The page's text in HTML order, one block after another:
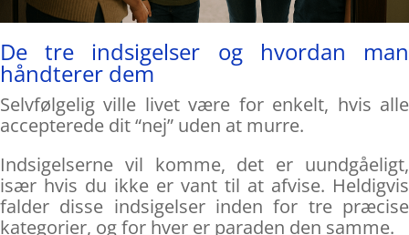
De tre indsigelser og hvordan man
håndterer dem
Selvfølgelig ville livet være for enkelt, hvis alle
accepterede dit “nej” uden at murre.
Indsigelserne vil komme, det er uundgåeligt,
især hvis du ikke er vant til at afvise. Heldigvis
falder disse indsigelser inden for tre præcise
kategorier, og for hver er paraden den samme.